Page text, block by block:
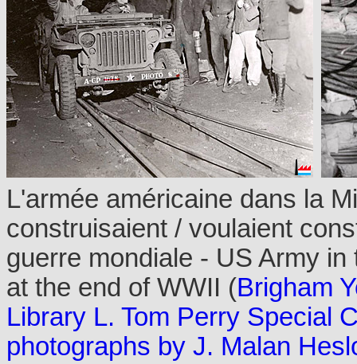
L'armée américaine dans la
construisaient / voulaient
guerre mondiale - US Army
at the end of WWII (Brigham
Library L. Tom Perry Special
photographs by J. Malan